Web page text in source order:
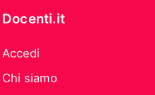
Docenti.it
Accedi
Chi siamo